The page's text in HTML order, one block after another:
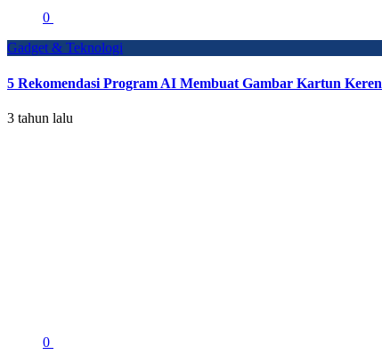
0
Gadget & Teknologi
5 Rekomendasi Program AI Membuat Gambar Kartun Keren
3 tahun lalu
0